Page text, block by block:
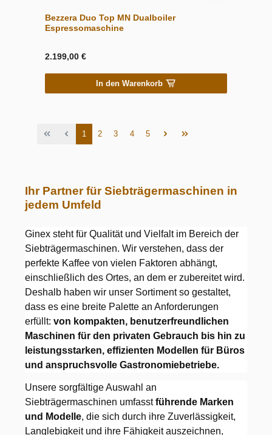
Bezzera Duo Top MN Dualboiler
Espressomaschine
2.199,00 €
In den Warenkorb
Seite
1 Seite
2 Seite
3 Seite
4 Seite
5
Ihr Partner für Siebträgermaschinen in
jedem Umfeld
Ginex steht für Qualität und Vielfalt im Bereich der
Siebträgermaschinen. Wir verstehen, dass der
perfekte Kaffee von vielen Faktoren abhängt,
einschließlich des Ortes, an dem er zubereitet wird.
Deshalb haben wir unser Sortiment so gestaltet,
dass es eine breite Palette an Anforderungen
erfüllt: von kompakten, benutzerfreundlichen
Maschinen für den privaten Gebrauch bis hin zu
leistungsstarken, effizienten Modellen für Büros
und anspruchsvolle Gastronomiebetriebe.
Unsere sorgfältige Auswahl an
Siebträgermaschinen umfasst führende Marken
und Modelle, die sich durch ihre Zuverlässigkeit,
Langlebigkeit und ihre Fähigkeit auszeichnen,